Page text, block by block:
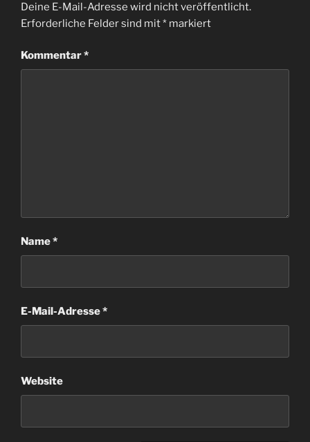
Deine E-Mail-Adresse wird nicht veröffentlicht.
Erforderliche Felder sind mit* markiert
Kommentar*
Name*
E-Mail-Adresse*
Website